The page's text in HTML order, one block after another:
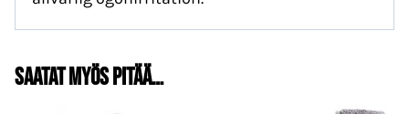
Saatat myös pitää…